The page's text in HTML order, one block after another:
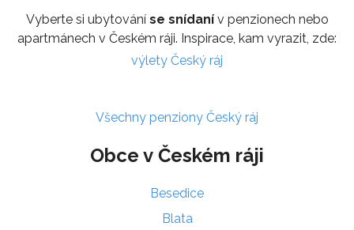
Vyberte si ubytování se snídanív penzionech nebo
apartmánech v Českém ráji. Inspirace, kam vyrazit, zde:
výlety Český ráj
Všechny penziony Český ráj
Obce v Českém ráji
Besedice
Blata